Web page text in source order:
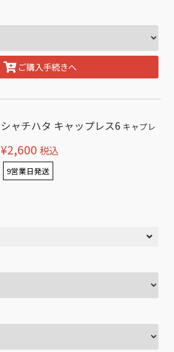
ご購入手続きへ
シャチハタ キャップレス6 キャプレ
¥2,600 税込
9営業日発送